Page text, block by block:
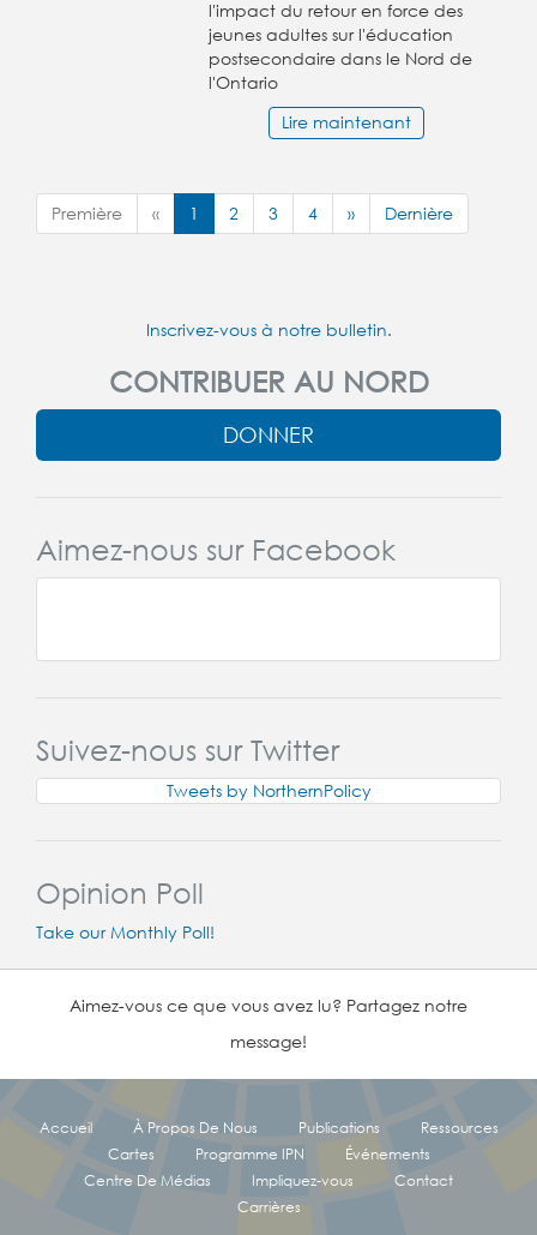
l'impact du retour en force des
jeunes adultes sur l'éducation
postsecondaire dans le Nord de
l'Ontario
Lire maintenant
Première « 1 2 3 4 » Dernière
Inscrivez-vous à notre bulletin.
CONTRIBUER AU NORD
DONNER
Aimez-nous sur Facebook
Suivez-nous sur Twitter
Tweets by NorthernPolicy
Opinion Poll
Take our Monthly Poll!
Aimez-vous ce que vous avez lu? Partagez notre
message!
Accueil À Propos De Nous Publications
Ressources
Cartes
Programme IPN
Événements
Centre De Médias
Impliquez-vous
Contact
Carrières